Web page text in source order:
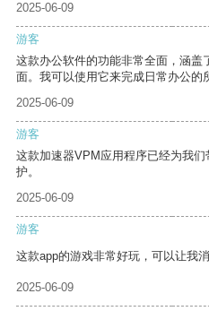
2025-06-09
游客
这款办公软件的功能非常全面，涵盖
面。我可以使用它来完成日常办公的
2025-06-09
游客
这款加速器VPM应用程序已经为我
护。
2025-06-09
游客
这款app的游戏非常好玩，可以让我消
2025-06-09